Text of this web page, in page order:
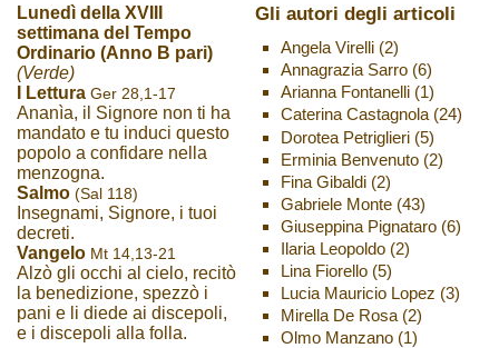
Lunedì della XVIII
settimana del Tempo
Ordinario (Anno B pari)
(Verde)
I Lettura Ger 28,1-17
Ananìa, il Signore non ti ha
mandato e tu induci questo
popolo a confidare nella
menzogna.
Salmo (Sal 118)
Insegnami, Signore, i tuoi
decreti.
Vangelo Mt 14,13-21
Alzò gli occhi al cielo, recitò
la benedizione, spezzò i
pani e li diede ai discepoli,
e i discepoli alla folla.
Gli autori degli articoli
Angela Virelli(2)
Annagrazia Sarro(6)
Arianna Fontanelli(1)
Caterina Castagnola(24)
Dorotea Petriglieri(5)
Erminia Benvenuto(2)
Fina Gibaldi(2)
Gabriele Monte(43)
Giuseppina Pignataro(6)
Ilaria Leopoldo(2)
Lina Fiorello(5)
Lucia Mauricio Lopez (3)
Mirella De Rosa(2)
Olmo Manzano(1)